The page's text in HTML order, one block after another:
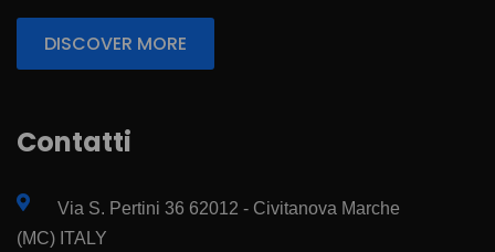
DISCOVER MORE
Contatti
Via S. Pertini 36 62012 - Civitanova Marche
(MC) ITALY